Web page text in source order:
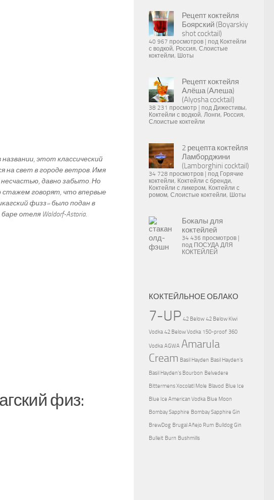
названии, этот классический
на свет в городе ветров. Имя
несчастью, давно забыто. Но
стажем говорят, что впервые
физз» было подан в
отеля Waldorf-Astoria.
физ:
Рецепт коктейля
Боярский (Boyarskiy
shot cocktail)
40 967 просмотров под Коктейли
с водкой, Россия, Слоистые
коктейли, Шоты
Рецепт коктейля
Алёша (Алеша)
(Alyosha cocktail)
38 231 просмотр под Дижестивы,
Коктейли с водкой, Лонги, Россия,
Слоистые коктейли
2 рецепта коктейля
Ламборджини
(Lamborghini cocktail)
34 728 просмотров под Горячие
коктейли, Коктейли с бренди,
Коктейли с ликером, Коктейли с
ромом, Слоистые коктейли, Шоты
Бокалы для
коктейлей
34 436 просмотров
под ПОСУДА ДЛЯ
КОКТЕЙЛЕЙ
КОКТЕЙЛЬНОЕ ОБЛАКО
7-UP 42 Below 42 Below Kiwi
Vodka 42 Below Vodka 150-proof 360
Vodka AGWA Amarula
Cream Basil Hayden Basil Hayden's
Basil Hayden's Bourbon Belvedere
Bittermens Xocolatl Mole Blavod Blue Ice
Blue Ice American Vodka Blue Moon
Bombay Sapphire Bombay Sapphire Gin
BrewDog Brugal Añejo Rum Bulldog Gin
Bulleit Burn Bushmills